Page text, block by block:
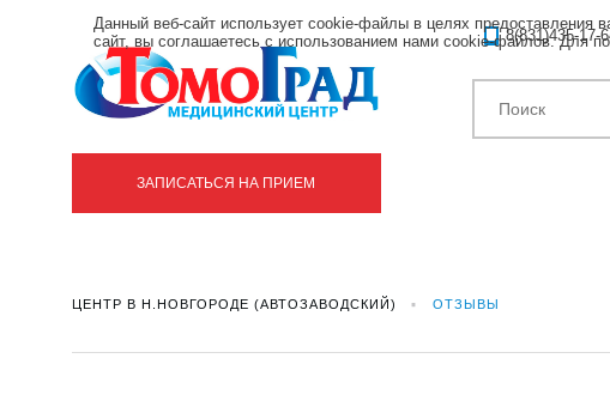
8(831)435-17-
ЗАПИСАТЬСЯ НА ПРИЕМ
ЦЕНТР В Н.НОВГОРОДЕ (АВТОЗАВОДСКИЙ) ОТЗЫВЫ
Данный веб-сайт использует cookie-файлы в целях предоставления
сайт, вы соглашаетесь с использованием нами cookie-файлов. Для